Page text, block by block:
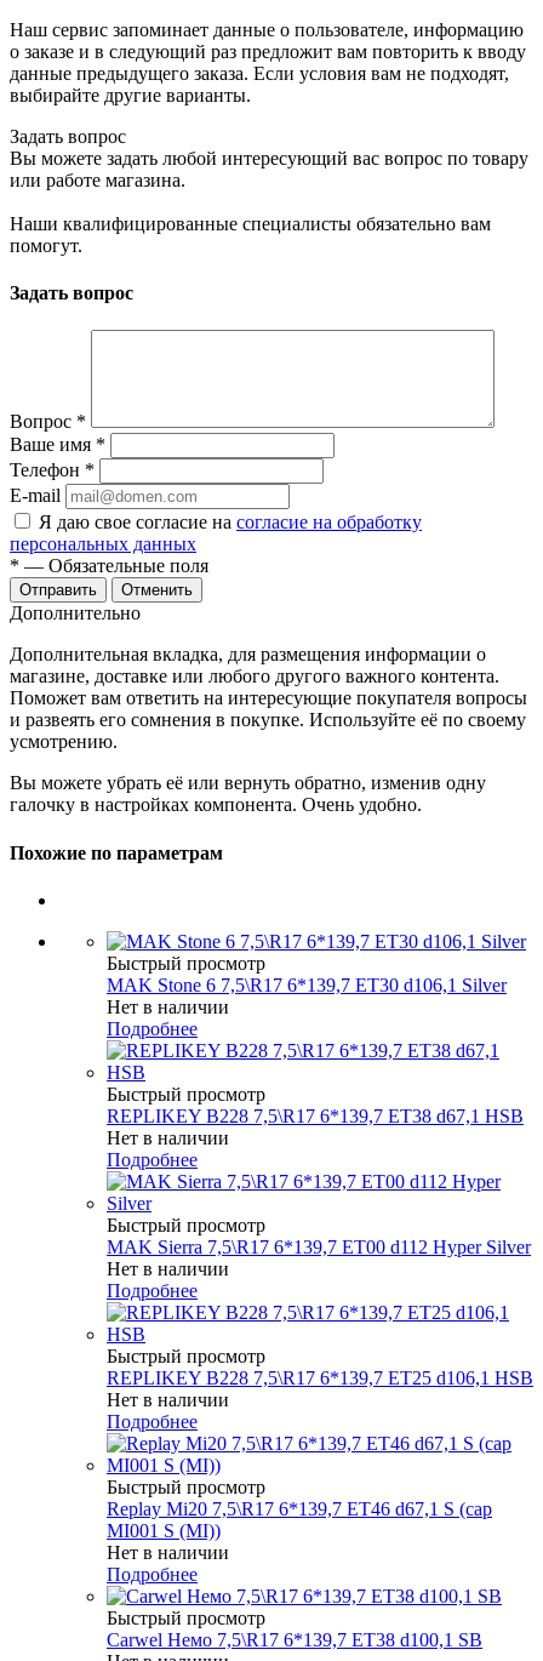
Наш сервис запоминает данные о пользователе, информацию
о заказе и в следующий раз предложит вам повторить к вводу
данные предыдущего заказа. Если условия вам не подходят,
выбирайте другие варианты.
Задать вопрос
Вы можете задать любой интересующий вас вопрос по товару
или работе магазина.
Наши квалифицированные специалисты обязательно вам
помогут.
Задать вопрос
Вопрос *
Ваше имя *
Телефон *
E-mail
Я даю свое согласие на согласие на обработку
персональных данных
* — Обязательные поля
Отменить
Дополнительно
Дополнительная вкладка, для размещения информации о
магазине, доставке или любого другого важного контента.
Поможет вам ответить на интересующие покупателя вопросы
и развеять его сомнения в покупке. Используйте её по своему
усмотрению.
Вы можете убрать её или вернуть обратно, изменив одну
галочку в настройках компонента. Очень удобно.
Похожие по параметрам
Быстрый просмотр
MAK Stone 6 7,5\R17 6*139,7 ET30 d106,1 Silver
Нет в наличии
Подробнее
Быстрый просмотр
REPLIKEY B228 7,5\R17 6*139,7 ET38 d67,1 HSB
Нет в наличии
Подробнее
Быстрый просмотр
MAK Sierra 7,5\R17 6*139,7 ET00 d112 Hyper Silver
Нет в наличии
Подробнее
Быстрый просмотр
REPLIKEY B228 7,5\R17 6*139,7 ET25 d106,1 HSB
Нет в наличии
Подробнее
Быстрый просмотр
Replay Mi20 7,5\R17 6*139,7 ET46 d67,1 S (cap
MI001 S (MI))
Нет в наличии
Подробнее
Быстрый просмотр
Carwel Немо 7,5\R17 6*139,7 ET38 d100,1 SB